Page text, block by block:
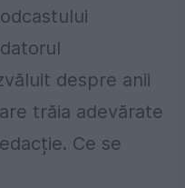
despre anii
trăia adevărate
Ce se